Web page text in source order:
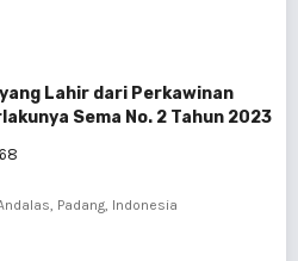
Lahir dari Perkawinan
Sema No. 2 Tahun 2023
Padang, Indonesia